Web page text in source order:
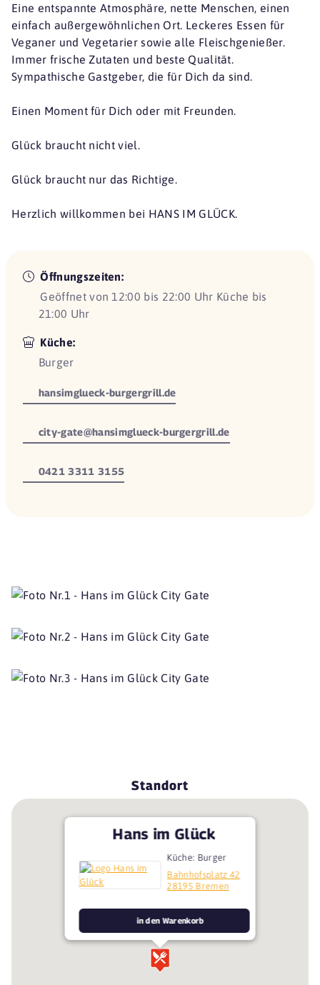
Eine entspannte Atmosphäre, nette Menschen, einen
einfach außergewöhnlichen Ort. Leckeres Essen für
Veganer und Vegetarier sowie alle Fleischgenießer.
Immer frische Zutaten und beste Qualität.
Sympathische Gastgeber, die für Dich da sind.
Einen Moment für Dich oder mit Freunden.
Glück braucht nicht viel.
Glück braucht nur das Richtige.
Herzlich willkommen bei HANS IM GLÜCK.
Öffnungszeiten:
Geöffnet von 12:00 bis 22:00 Uhr Küche bis
21:00 Uhr
Küche:
Burger
hansimglueck-burgergrill.de
city-gate@hansimglueck-burgergrill.de
0421 3311 3155
Standort
Hans im Glück
Küche: Burger
Bahnhofsplatz 42
28195 Bremen
in den Warenkorb